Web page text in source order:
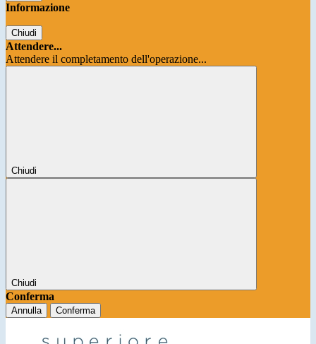
Informazione
Chiudi
Attendere...
Attendere il completamento dell'operazione...
Chiudi
Chiudi
Conferma
Annulla Conferma